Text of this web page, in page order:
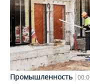
Промышленность